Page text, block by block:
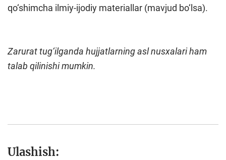
qo‘shimcha ilmiy-ijodiy materiallar (mavjud bo‘lsa).
Zarurat tug‘ilganda hujjatlarning asl nusxalari ham
talab qilinishi mumkin.
Ulashish: